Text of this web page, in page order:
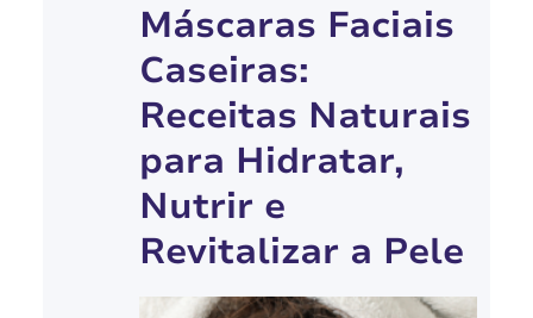
Máscaras Faciais
Caseiras:
Receitas Naturais
para Hidratar,
Nutrir e
Revitalizar a Pele